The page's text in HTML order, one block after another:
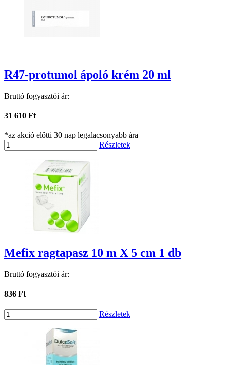
R47-protumol ápoló krém 20 ml
Bruttó fogyasztói ár:
31 610 Ft
*az akció előtti 30 nap legalacsonyabb ára
Részletek
Mefix ragtapasz 10 m X 5 cm 1 db
Bruttó fogyasztói ár:
836 Ft
Részletek